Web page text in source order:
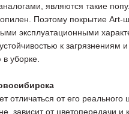
являются такие
Поэтому покрытие Art-
эксплуатационными
к загрязнениям
в уборке.
отличаться от его реального
зависит от цветопередачи и